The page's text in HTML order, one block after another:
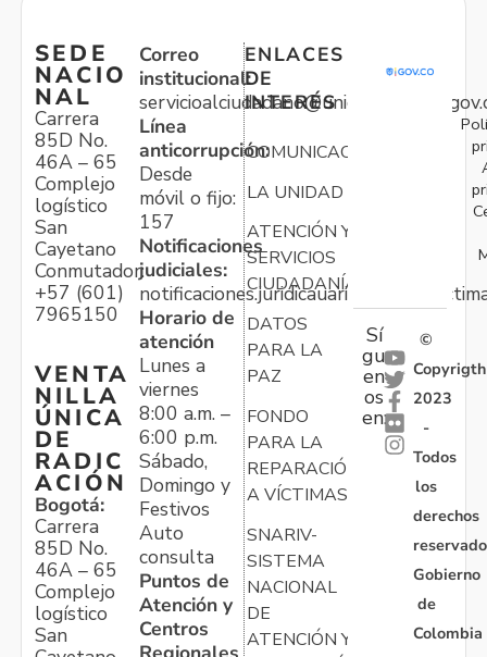
SEDE
NACIO
NAL
Carrera
85D No.
46A – 65
Complejo
logístico
San
Cayetano
Conmutador:
+57 (601)
7965150
VENTA
NILLA
ÚNICA
DE
RADIC
ACIÓN
Bogotá:
Carrera
85D No.
46A – 65
Complejo
logístico
San
Correo
institucional:
Línea
anticorrupción:
Desde
móvil o fijo:
157
Notificaciones
judiciales:
Horario de
atención
Lunes a
viernes
8:00 a.m. –
6:00 p.m.
Sábado,
Domingo y
Festivos
Auto
consulta
Puntos de
Atención y
Centros
ENLACES
DE
INTERÉS
COMUNICACIONES
LA UNIDAD
ATENCIÓN Y
SERVICIOS
CIUDADANÍA
DATOS
PARA LA
PAZ
FONDO
PARA LA
REPARACIÓN
A VÍCTIMAS
SNARIV-
SISTEMA
NACIONAL
DE
ATENCIÓN Y
Sí
gu
en
os
en:
©
Copyrigth
2023
-
Todos
los
derechos
Gobierno
de
Colombia